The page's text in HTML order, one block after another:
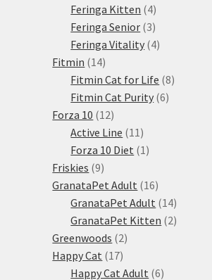
produktů
Feringa Kitten 44
produkty
Feringa Senior 33
produkty
Feringa Vitality 44
Fitmin 1414
produktů
Fitmin Cat for Life 88
Fitmin Cat Purity 66
Forza 10 1212
produktů
Active Line 11 11
produktů
Forza 10 Diet 1 1
Friskies 99
produktů
GranataPet Adult 1616
produktů
GranataPet Adult 1414
produktů
GranataPet Kitten 22
Greenwoods 22
Happy Cat 1717
produktů
Happy Cat Adult 66